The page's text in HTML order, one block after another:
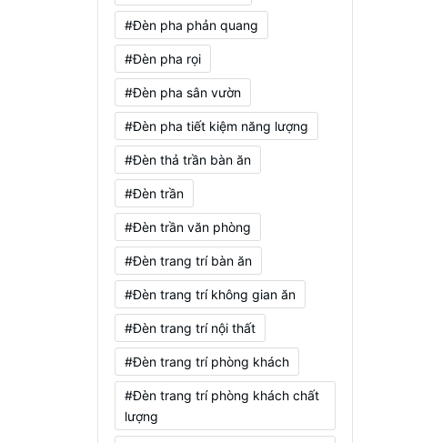
#Đèn pha phản quang
#Đèn pha rọi
#Đèn pha sân vườn
#Đèn pha tiết kiệm năng lượng
#Đèn thả trần bàn ăn
#Đèn trần
#Đèn trần văn phòng
#Đèn trang trí bàn ăn
#Đèn trang trí không gian ăn
#Đèn trang trí nội thất
#Đèn trang trí phòng khách
#Đèn trang trí phòng khách chất
lượng